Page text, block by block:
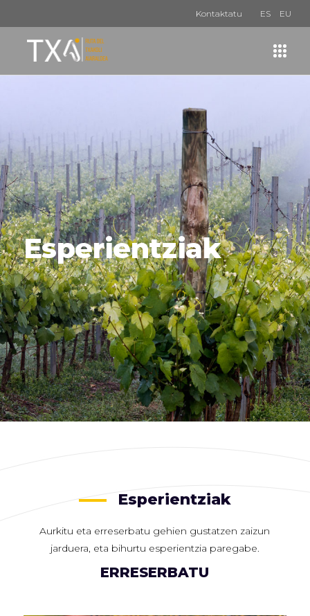
Kontaktatu ES EU
Esperientziak
Esperientziak
Aurkitu eta erreserbatu gehien gustatzen zaizun
jarduera, eta bihurtu esperientzia paregabe.
ERRESERBATU